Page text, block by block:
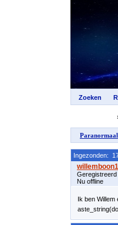
Ingezonden:
Nu offline
Ik ben Willem